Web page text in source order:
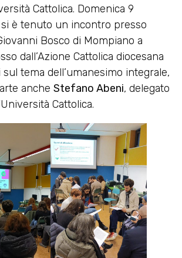
Cattolica. Domenica 9
è tenuto un incontro presso
Bosco di Mompiano a
dall’Azione Cattolica diocesana
tema dell’umanesimo integrale,
anche Stefano Abeni, delegato
Cattolica.